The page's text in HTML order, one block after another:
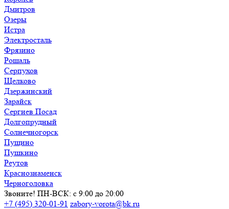
Дмитров
Озеры
Истра
Электросталь
Фрязино
Рошаль
Серпухов
Щелково
Дзержинский
Зарайск
Сергиев Посад
Долгопрудный
Солнечногорск
Пущино
Пушкино
Реутов
Краснознаменск
Черноголовка
Звоните! ПН-ВСК: с 9:00 до 20:00
+7 (495) 320-01-91 zabory-vorota@bk.ru